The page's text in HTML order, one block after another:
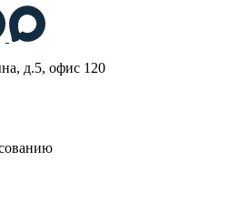
д.5, офис 120